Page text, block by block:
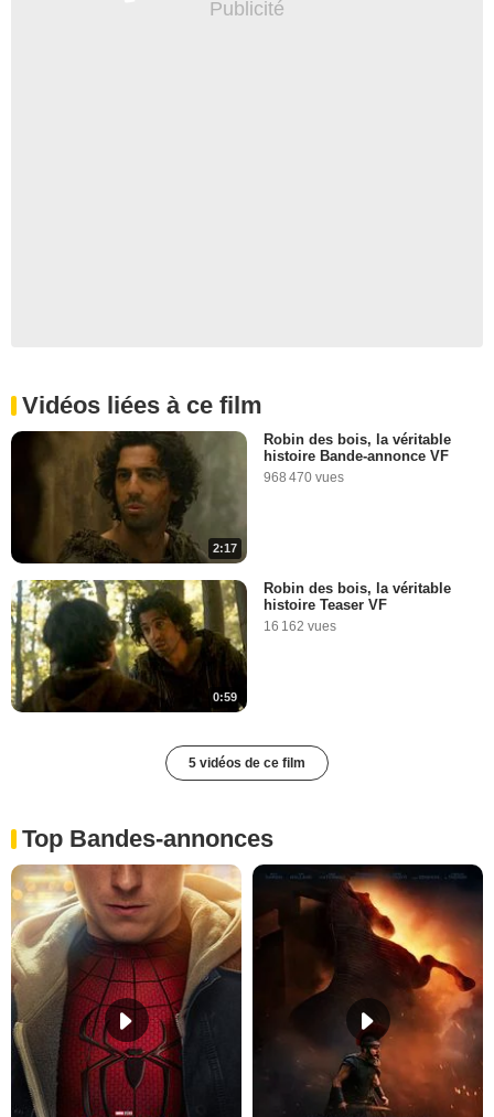
Vidéos liées à ce film
2:17
Robin des bois, la véritable
histoire Bande-annonce VF
968 470 vues
0:59
Robin des bois, la véritable
histoire Teaser VF
16 162 vues
5 vidéos de ce film
Top Bandes-annonces